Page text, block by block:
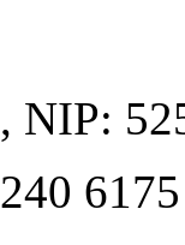
, NIP: